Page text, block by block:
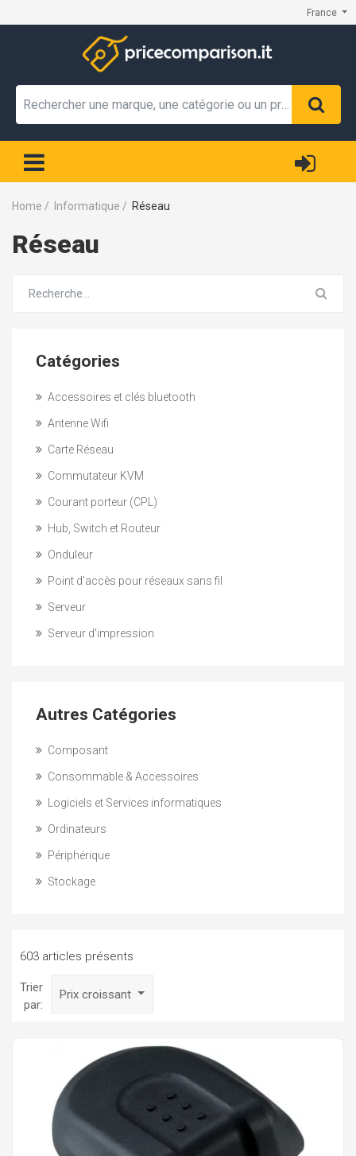
France
Home / Informatique / Réseau
Réseau
Catégories
Accessoires et clés bluetooth
Antenne Wifi
Carte Réseau
Commutateur KVM
Courant porteur (CPL)
Hub, Switch et Routeur
Onduleur
Point d'accès pour réseaux sans fil
Serveur
Serveur d'impression
Autres Catégories
Composant
Consommable & Accessoires
Logiciels et Services informatiques
Ordinateurs
Périphérique
Stockage
603 articles présents
Trier
par:
Prix croissant